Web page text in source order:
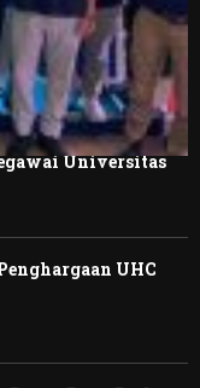
Universitas
UHC